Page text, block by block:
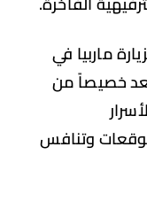
في
من
وتنافس